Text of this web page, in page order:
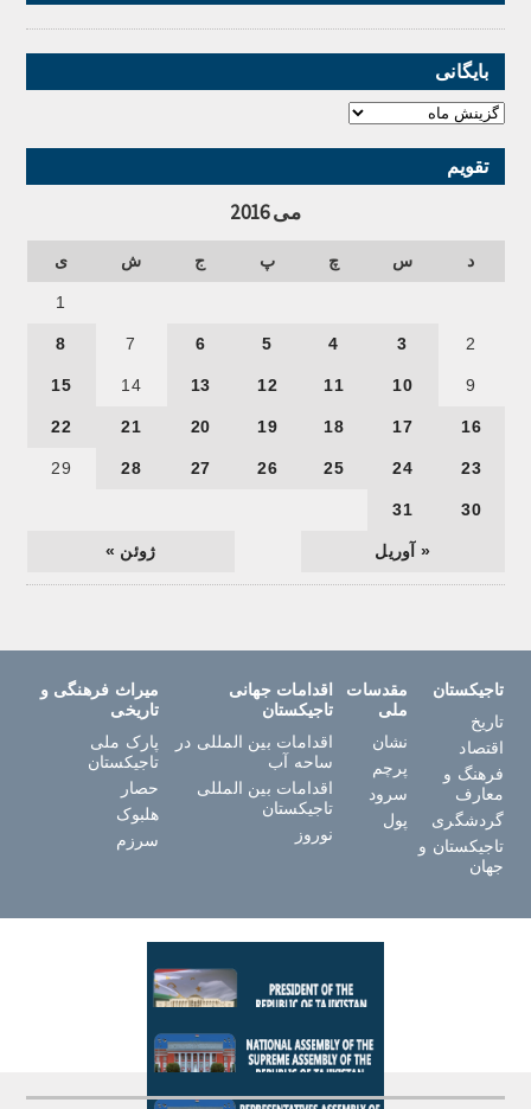
بایگانی
تقویم
می 2016
د س چ پ ج ش ی
« آوریل ژوئن »
1
2
3
4
5
6
7
8
9
10
11
12
13
14
15
16
17
18
19
20
21
22
23
24
25
26
27
28
29
30
31
تاجیکستان
تاریخ
اقتصاد
فرهنگ و
معارف
گردشگری
تاجیکستان و
جهان
مقدسات
ملی
نشان
پرچم
سرود
پول
اقدامات جهانی
تاجیکستان
اقدامات بین المللی در
ساحه آب
اقدامات بین المللی
تاجیکستان
نوروز
میراث فرهنگی و
تاریخی
پارک ملی
تاجیکستان
حصار
هلبوک
سرزم